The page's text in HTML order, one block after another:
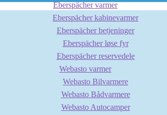
Eberspächer varmer
Eberspächer kabinevarmer
Eberspächer betjeninger
Eberspächer løse fyr
Eberspächer reservedele
Webasto varmer
Webasto Bilvarmere
Webasto Bådvarmere
Webasto Autocamper